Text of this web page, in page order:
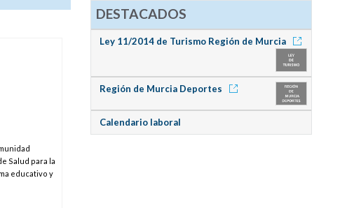
Salud para la
educativo y
DESTACADOS
Ley 11/2014 de Turismo Región de Murcia
Región de Murcia Deportes
Calendario laboral